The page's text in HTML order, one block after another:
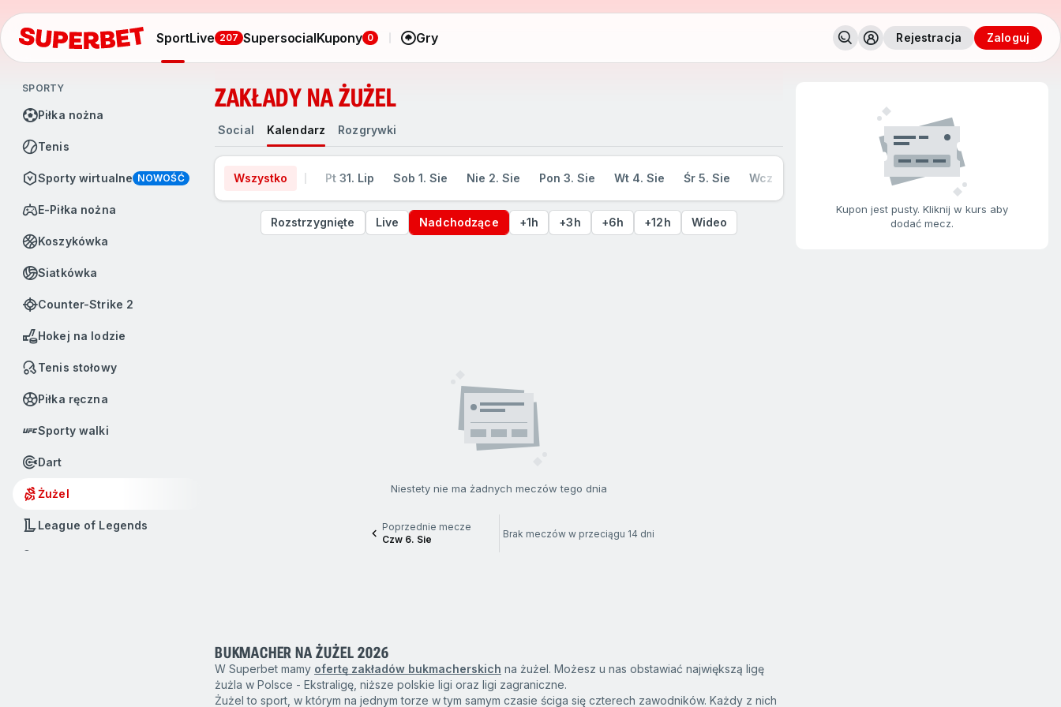
Sport Live 207 Supersocial Kupony 0 Gry Rejestracja zaloguj
SPORTY
Piłka nożna
Tenis
Sporty wirtualne NOWOŚĆ
e-Piłka nożna
Koszykówka
Siatkówka
Counter-Strike 2
Hokej na lodzie
Tenis stołowy
Piłka ręczna
Sporty walki
Dart
Żużel
League of Legends
Kupon jest pusty. Kliknij w kurs aby
dodać mecz.
ZAKŁADY NA ŻUŻEL
Social Kalendarz Rozgrywki
Wszystko Pt 31. Lip Sob 1. Sie Nie 2. Sie Pon 3. Sie Wt 4. Sie Śr 5. Sie Wczoraj Jutro Nie 9. Sie
Rozstrzygnięte Live Nadchodzące +1h +3h +6h +12h Wideo
Niestety nie ma żadnych meczów tego dnia
Poprzednie mecze
Czw 6. Sie
Brak meczów w przeciągu 14 dni
BUKMACHER NA ŻUŻEL 2026
W Superbet mamy ofertę zakładów bukmacherskich na żużel. Możesz u nas obstawiać największą ligę
żużla w Polsce - Ekstraligę, niższe polskie ligi oraz ligi zagraniczne.
Żużel to sport, w którym na jednym torze w tym samym czasie ściga się czterech zawodników. Każdy z nich